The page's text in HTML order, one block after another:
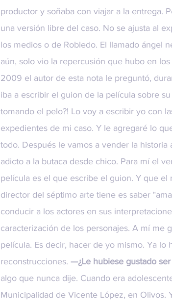
productor y soñaba con viajar a la entrega.
una versión libre del caso. No se ajusta al
los medios o de Robledo. El llamado ángel
aún, solo vio la repercusión que hubo en
2009 el autor de esta nota le preguntó,
iba a escribir el guion de la película sobre su
tomando el pelo?! Lo voy a escribir yo con
expedientes de mi caso. Y le agregaré lo
todo. Después le vamos a vender la
adicto a la butaca desde chico. Para mí el
película es el que escribe el guion. Y que el
director del séptimo arte tiene es saber
conducir a los actores en sus
caracterización de los personajes. A mí me
película. Es decir, hacer de yo mismo. Ya lo
reconstrucciones. —¿Le hubiese gustado ser
algo que nunca dije. Cuando era
Municipalidad de Vicente López, en Olivos.